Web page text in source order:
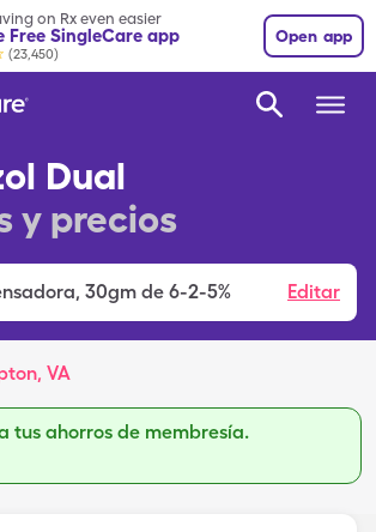
on Rx even easier
Free SingleCare app
(23,450)
Open app
Dual
y precios
, 30gm de 6-2-5% Editar
VA
tus ahorros de membresía.